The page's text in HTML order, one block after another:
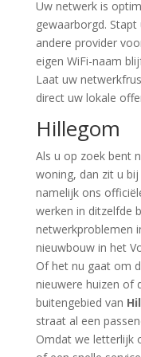
Uw netwerk is
gewaarborgd.
andere provider
eigen WiFi-naam
Laat uw
direct uw lokale
Hillegom
Als u op zoek bent
woning, dan zit u
namelijk ons
werken in ditzelfde
netwerkproblemen
nieuwbouw in het
Of het nu gaat om
nieuwere huizen of
buitengebied van
straat al een
Omdat we letterlijk